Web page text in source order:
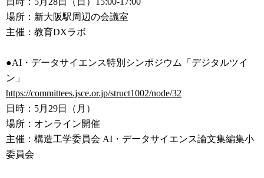
場所：新大阪駅周辺の会議室
主催：教育DXラボ
●AI・データサイエンス特別シンポジウム「デジタルツイ
ン」
https://committees.jsce.or.jp/struct1002/node/32
日時：5月29日（月）
場所：オンライン開催
主催：構造工学委員会 AI・データサイエンス論文集編集小
委員会